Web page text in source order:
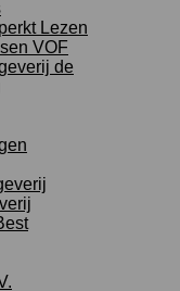
Lezen
VOF
de